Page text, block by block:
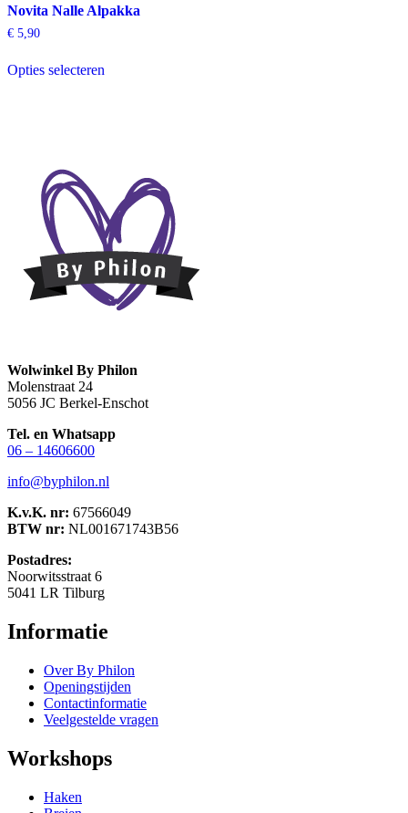
Novita Nalle Alpakka
€ 5,90
Opties selecterenproduct
gekozen
worden
op
de
productpagina
Wolwinkel By Philon
Molenstraat 24
5056 JC Berkel-Enschot
Tel. en Whatsapp
06 – 14606600
info@byphilon.nl
K.v.K. nr: 67566049
BTW nr: NL001671743B56
Postadres:
Noorwitsstraat 6
5041 LR Tilburg
Informatie
Over By Philon
Openingstijden
Contactinformatie
Veelgestelde vragen
Workshops
Haken